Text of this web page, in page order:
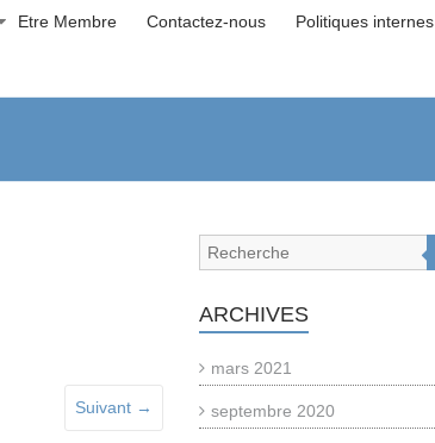
Etre Membre Contactez-nous Politiques internes
Suivant →
ARCHIVES
mars 2021
septembre 2020